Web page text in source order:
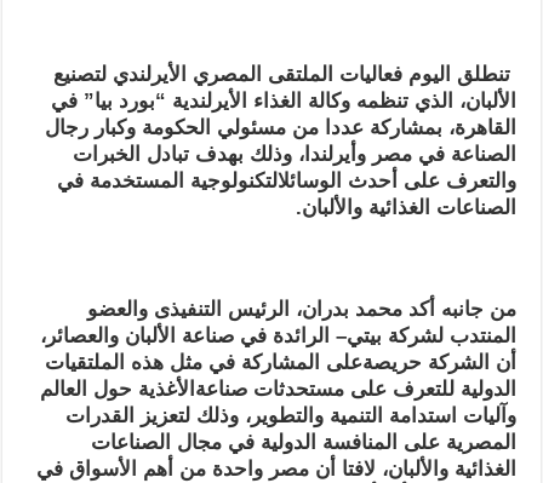
تنطلق اليوم فعاليات الملتقى المصري الأيرلندي لتصنيع
الألبان، الذي تنظمه وكالة الغذاء الأيرلندية “بورد بيا” في
القاهرة، بمشاركة عددا من مسئولي الحكومة وكبار رجال
الصناعة في مصر وأيرلندا، وذلك بهدف تبادل الخبرات
والتعرف على أحدث الوسائلالتكنولوجية المستخدمة في
الصناعات الغذائية والألبان.
من جانبه أكد محمد بدران، الرئيس التنفيذى والعضو
المنتدب لشركة بيتي– الرائدة في صناعة الألبان والعصائر،
أن الشركة حريصةعلى المشاركة في مثل هذه الملتقيات
الدولية للتعرف على مستحدثات صناعةالأغذية حول العالم
وآليات استدامة التنمية والتطوير، وذلك لتعزيز القدرات
المصرية على المنافسة الدولية في مجال الصناعات
الغذائية والألبان، لافتا أن مصر واحدة من أهم الأسواق في